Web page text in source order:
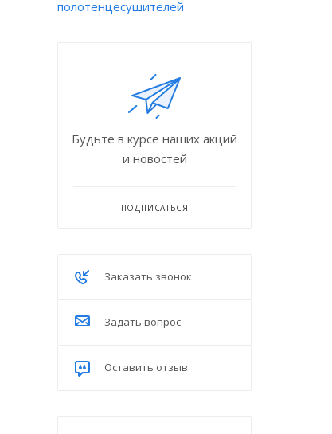
Будьте в курсе наших акций
и новостей
ПОДПИСАТЬСЯ
Заказать звонок
Задать вопрос
Оставить отзыв